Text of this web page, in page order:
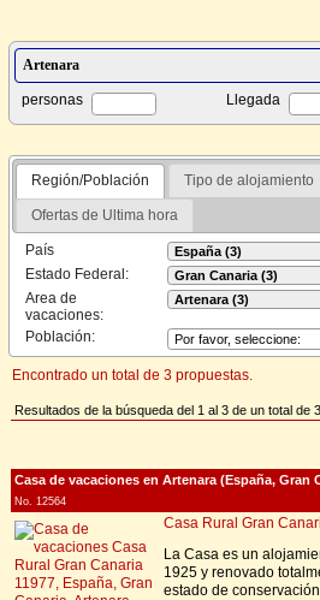
personas Llegada
Región/Población Tipo de alojamiento
Ofertas de Ultima hora
País
Estado Federal:
Area de
vacaciones:
Población:
Encontrado un total de 3 propuestas.
Resultados de la búsqueda del 1 al 3 de un total de
Casa de vacaciones en Artenara (España, Gran
No. 12564
Casa Rural Gran
La Casa es un
1925 y renovado
estado de